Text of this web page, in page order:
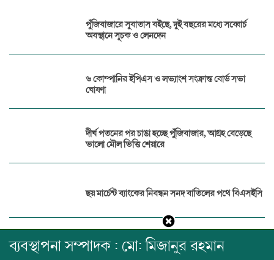
পুঁজিবাজারে সুবাতাস বইছে, দুই বছরের মধ্যে সব্বোর্চ
অবস্থানে সূচক ও লেনদেন
৬ কোম্পানির ইপিএস ও লভ্যাংশ সংক্রান্ত বোর্ড সভা
ঘোষণা
দীর্ঘ পতনের পর চাঙা হচ্ছে পুঁজিবাজার, আগ্রহ বেড়েছে
ভালো মৌল ভিত্তি শেয়ারে
ছয় মার্চেন্ট ব্যাংকের নিবন্ধন সনদ বাতিলের পথে বিএসইসি
ব্যবস্থাপনা সম্পাদক : মো: মিজানুর রহমান